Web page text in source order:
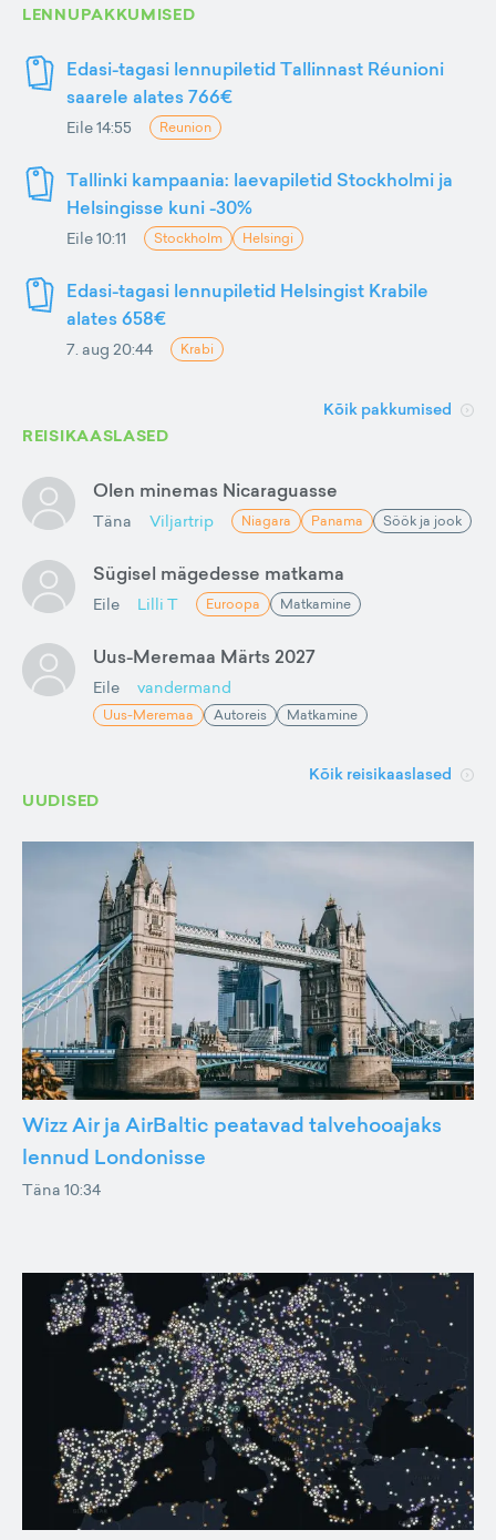
LENNUPAKKUMISED
Edasi-tagasi lennupiletid Tallinnast Réunioni
saarele alates 766€
Eile 14:55 Reunion
Tallinki kampaania: laevapiletid Stockholmi ja
Helsingisse kuni -30%
Eile 10:11 Stockholm Helsingi
Edasi-tagasi lennupiletid Helsingist Krabile
alates 658€
7. aug 20:44 Krabi
Kõik pakkumised
REISIKAASLASED
Olen minemas Nicaraguasse
Täna Viljartrip Niagara Panama Söök ja jook
Sügisel mägedesse matkama
Eile Lilli T Euroopa Matkamine
Uus-Meremaa Märts 2027
Eile vandermand
Uus-Meremaa Autoreis Matkamine
Kõik reisikaaslased
UUDISED
Wizz Air ja AirBaltic peatavad talvehooajaks
lennud Londonisse
Täna 10:34